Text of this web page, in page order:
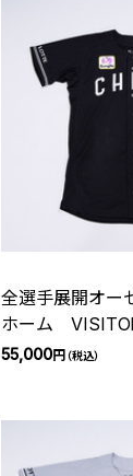
全選手展開オー
ホーム
55,000円（税込）